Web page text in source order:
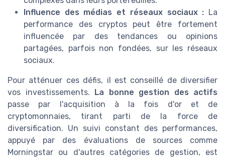
Influence des médias et réseaux sociaux : La
performance des cryptos peut être fortement
influencée par des tendances ou opinions
partagées, parfois non fondées, sur les réseaux
sociaux.
Pour atténuer ces défis, il est conseillé de diversifier
vos investissements.
La bonne gestion des actifs
passe par l'acquisition à la fois d'or et de
cryptomonnaies, tirant parti de la force de
diversification. Un suivi constant des performances,
appuyé par des évaluations de sources comme
Morningstar ou d'autres catégories de gestion, est